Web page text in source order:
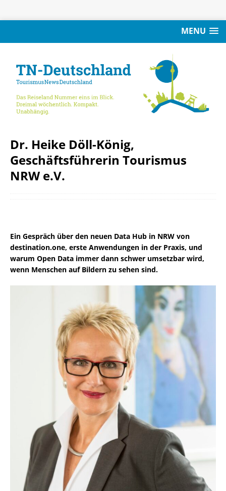
MENU
Dr. Heike Döll-König,
Geschäftsführerin Tourismus
NRW e.V.
Ein Gespräch über den neuen Data Hub in NRW von
destination.one, erste Anwendungen in der Praxis, und
warum Open Data immer dann schwer umsetzbar wird,
wenn Menschen auf Bildern zu sehen sind.